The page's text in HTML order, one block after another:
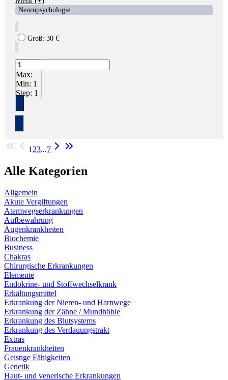
Neuropsychologie
Groß: 30 €
Max:
Min: 1
Step: 1
+
1 23...7
Alle Kategorien
Allgemein
Akute Vergiftungen
Atemwegserkrankungen
Aufbewahrung
Augenkrankheiten
Biochemie
Business
Chakras
Chirurgische Erkrankungen
Elemente
Endokrine- und Stoffwechselkrank
Erkältungsmittel
Erkrankung der Nieren- und Harnwege
Erkrankung der Zähne / Mundhöhle
Erkrankung des Blutsystems
Erkrankung des Verdauungstrakt
Extras
Frauenkrankheiten
Geistige Fähigkeiten
Genetik
Haut- und venerische Erkrankungen